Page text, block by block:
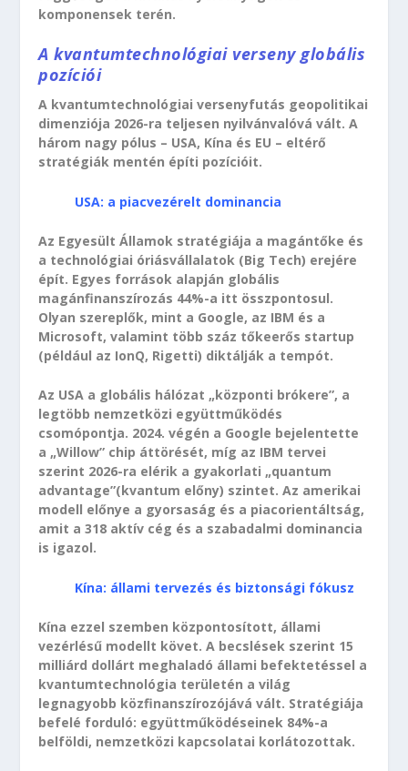
komponensek terén.
A kvantumtechnológiai verseny globális
pozíciói
A kvantumtechnológiai versenyfutás geopolitikai
dimenziója 2026-ra teljesen nyilvánvalóvá vált. A
három nagy pólus – USA, Kína és EU – eltérő
stratégiák mentén építi pozícióit.
USA: a piacvezérelt dominancia
Az Egyesült Államok stratégiája a magántőke és
a technológiai óriásvállalatok (Big Tech) erejére
épít. Egyes források alapján globális
magánfinanszírozás 44%-a itt összpontosul.
Olyan szereplők, mint a Google, az IBM és a
Microsoft, valamint több száz tőkeerős startup
(például az IonQ, Rigetti) diktálják a tempót.
Az USA a globális hálózat „központi brókere”, a
legtöbb nemzetközi együttműködés
csomópontja. 2024. végén a Google bejelentette
a „Willow” chip áttörését, míg az IBM tervei
szerint 2026-ra elérik a gyakorlati „quantum
advantage”(kvantum előny) szintet. Az amerikai
modell előnye a gyorsaság és a piacorientáltság,
amit a 318 aktív cég és a szabadalmi dominancia
is igazol.
Kína: állami tervezés és biztonsági fókusz
Kína ezzel szemben központosított, állami
vezérlésű modellt követ. A becslések szerint 15
milliárd dollárt meghaladó állami befektetéssel a
kvantumtechnológia területén a világ
legnagyobb közfinanszírozójává vált. Stratégiája
befelé forduló: együttműködéseinek 84%-a
belföldi, nemzetközi kapcsolatai korlátozottak.